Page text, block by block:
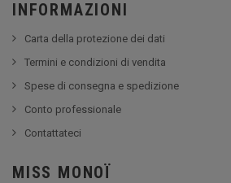
INFORMAZIONI
Carta della protezione dei dati
Termini e condizioni di vendita
Spese di consegna e spedizione
Conto professionale
Contattateci
MISS MONOÏ